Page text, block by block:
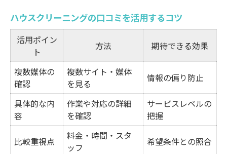
ハウスクリーニングの口コミを活用するコツ
活用ポイン
ト
方法 期待できる効果
複数媒体の
確認
複数サイト・媒体
を見る
情報の偏り防止
具体的な内
容
作業や対応の詳細
を確認
サービスレベルの
把握
比較重視点
料金・時間・スタ
ッフ
希望条件との照合